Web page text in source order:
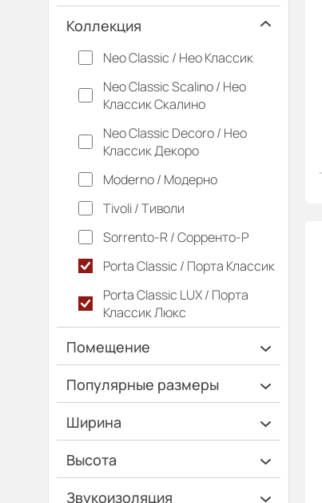
Коллекция
Neo Classic / Нео Классик
Neo Classic Scalino / Нео
Классик Скалино
Neo Classic Decoro / Нео
Классик Декоро
Moderno / Модерно
Tivoli / Тиволи
Sorrento-R / Сорренто-Р
Porta Classic / Порта Классик
Porta Classic LUX / Порта
Классик Люкс
Помещение
Ванная и туалет
Гардеробная
Гостинная
Дача
Кладовка
Коридор
Кухня
Офис
Спальня
Популярные размеры
600х2000
700х2000
900х2000
Ширина
Ширина 40 см
Ширина 45 см
Высота
Высота 180 см
Звукоизоляция